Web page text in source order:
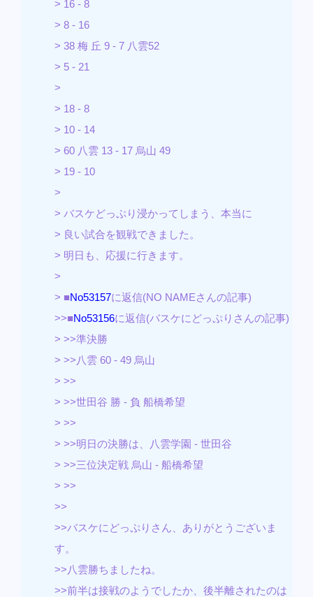
> 16 - 8
> 8 - 16
> 38 梅 丘 9 - 7 八雲52
> 5 - 21
>
> 18 - 8
> 10 - 14
> 60 八雲 13 - 17 烏山 49
> 19 - 10
>
> バスケどっぷり浸かってしまう、本当に
> 良い試合を観戦できました。
> 明日も、応援に行きます。
>
> ■No53157に返信(NO NAMEさんの記事)
>>■No53156に返信(バスケにどっぷりさんの記事)
> >>準決勝
> >>八雲 60 - 49 烏山
> >>
> >>世田谷 勝 - 負 船橋希望
> >>
> >>明日の決勝は、八雲学園 - 世田谷
> >>三位決定戦 烏山 - 船橋希望
> >>
>>
>>バスケにどっぷりさん、ありがとうございま
す。
>>八雲勝ちましたね。
>>前半は接戦のようでしたか、後半離されたのは